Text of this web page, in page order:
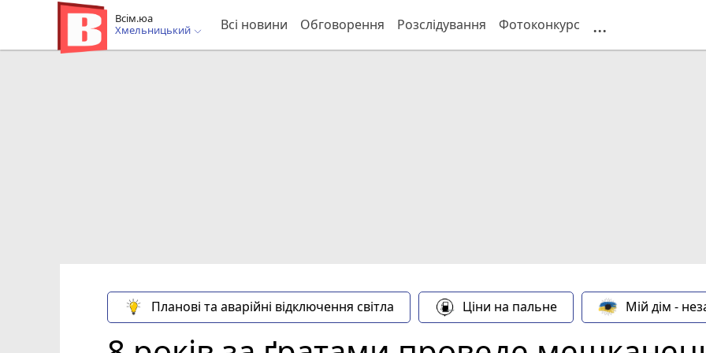
Всім.юа
Хмельницький
Всі новини Обговорення Розслідування Фотоконкурс ...
Планові та аварійні відключення світла Ціни на пальне Мій дім -